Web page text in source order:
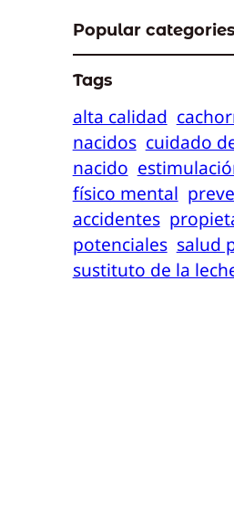
Popular categories
Tags
alta calidad
nacidos cuidado
nacido
físico mental
accidentes
potenciales salud
sustituto de la